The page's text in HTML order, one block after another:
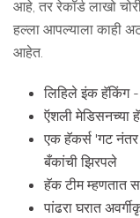
आहे, तर रेकॉर्ड लाखो
हल्ला आपल्याला काही
आहेत.
लिहिले इंक हॅकिंग
ऍशली मेडिसनच्या
एक हॅकर्स 'गट नंतर
बँकांची झिरपले
हॅक टीम म्हणतात
पांढरा घरात